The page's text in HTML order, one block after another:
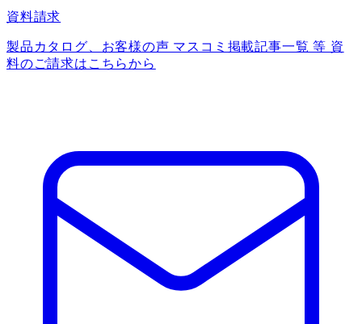
資料請求
製品カタログ、お客様の声 マスコミ掲載記事一覧 等 資
料のご請求はこちらから